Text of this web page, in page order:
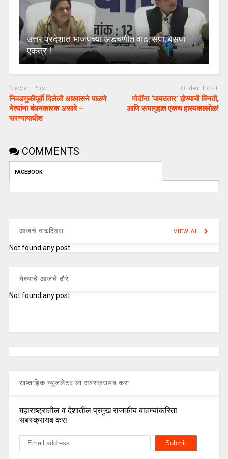
उत्तर प्रदेशात भाजपच्या अडचणीत वाढ, सपा, बसपा
एकत्र !
Newer Post
निवडणुकीपूर्वी दिलेली आश्वासने पाळणे
नेत्यांना बंधनकारक असावे –
सरन्यायाधीश
Older Post
मोदींना ‘पायउतार’ होण्याची विंनती,
आणि सभागृहात एकच हास्यकल्लोळ!
COMMENTS
FACEBOOK:
आजचे वाढदिवस VIEW ALL
Not found any post
नेत्यांचे आजचे दौरे
Not found any post
साप्ताहिक न्यूजलेटर ला सबस्क्रायब करा
महाराष्ट्रातील व देशातील प्रमुख राजकीय बातम्यांकरिता
सबस्क्रायब करा